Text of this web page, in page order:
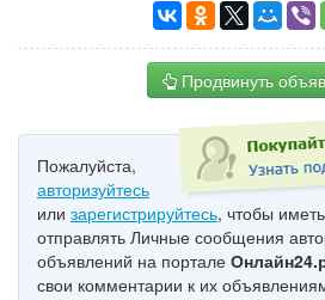
Продвинуть
Пожалуйста,
авторизуйтесь
или зарегистрируйтесь, чтобы
отправлять Личные сообщения
объявлений на портале
свои комментарии к их